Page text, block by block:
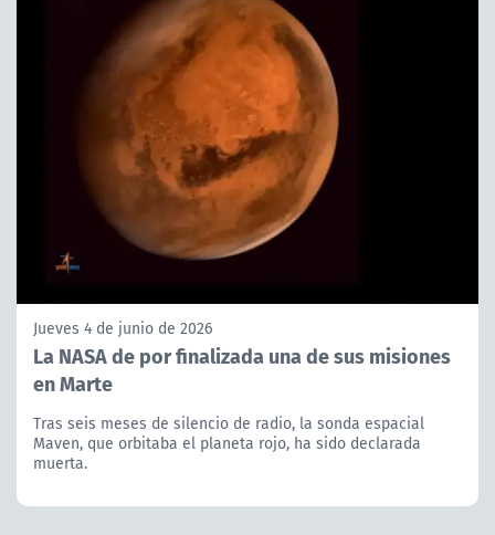
Jueves 4 de junio de 2026
La NASA de por finalizada una de sus misiones
en Marte
Tras seis meses de silencio de radio, la sonda espacial
Maven, que orbitaba el planeta rojo, ha sido declarada
muerta.